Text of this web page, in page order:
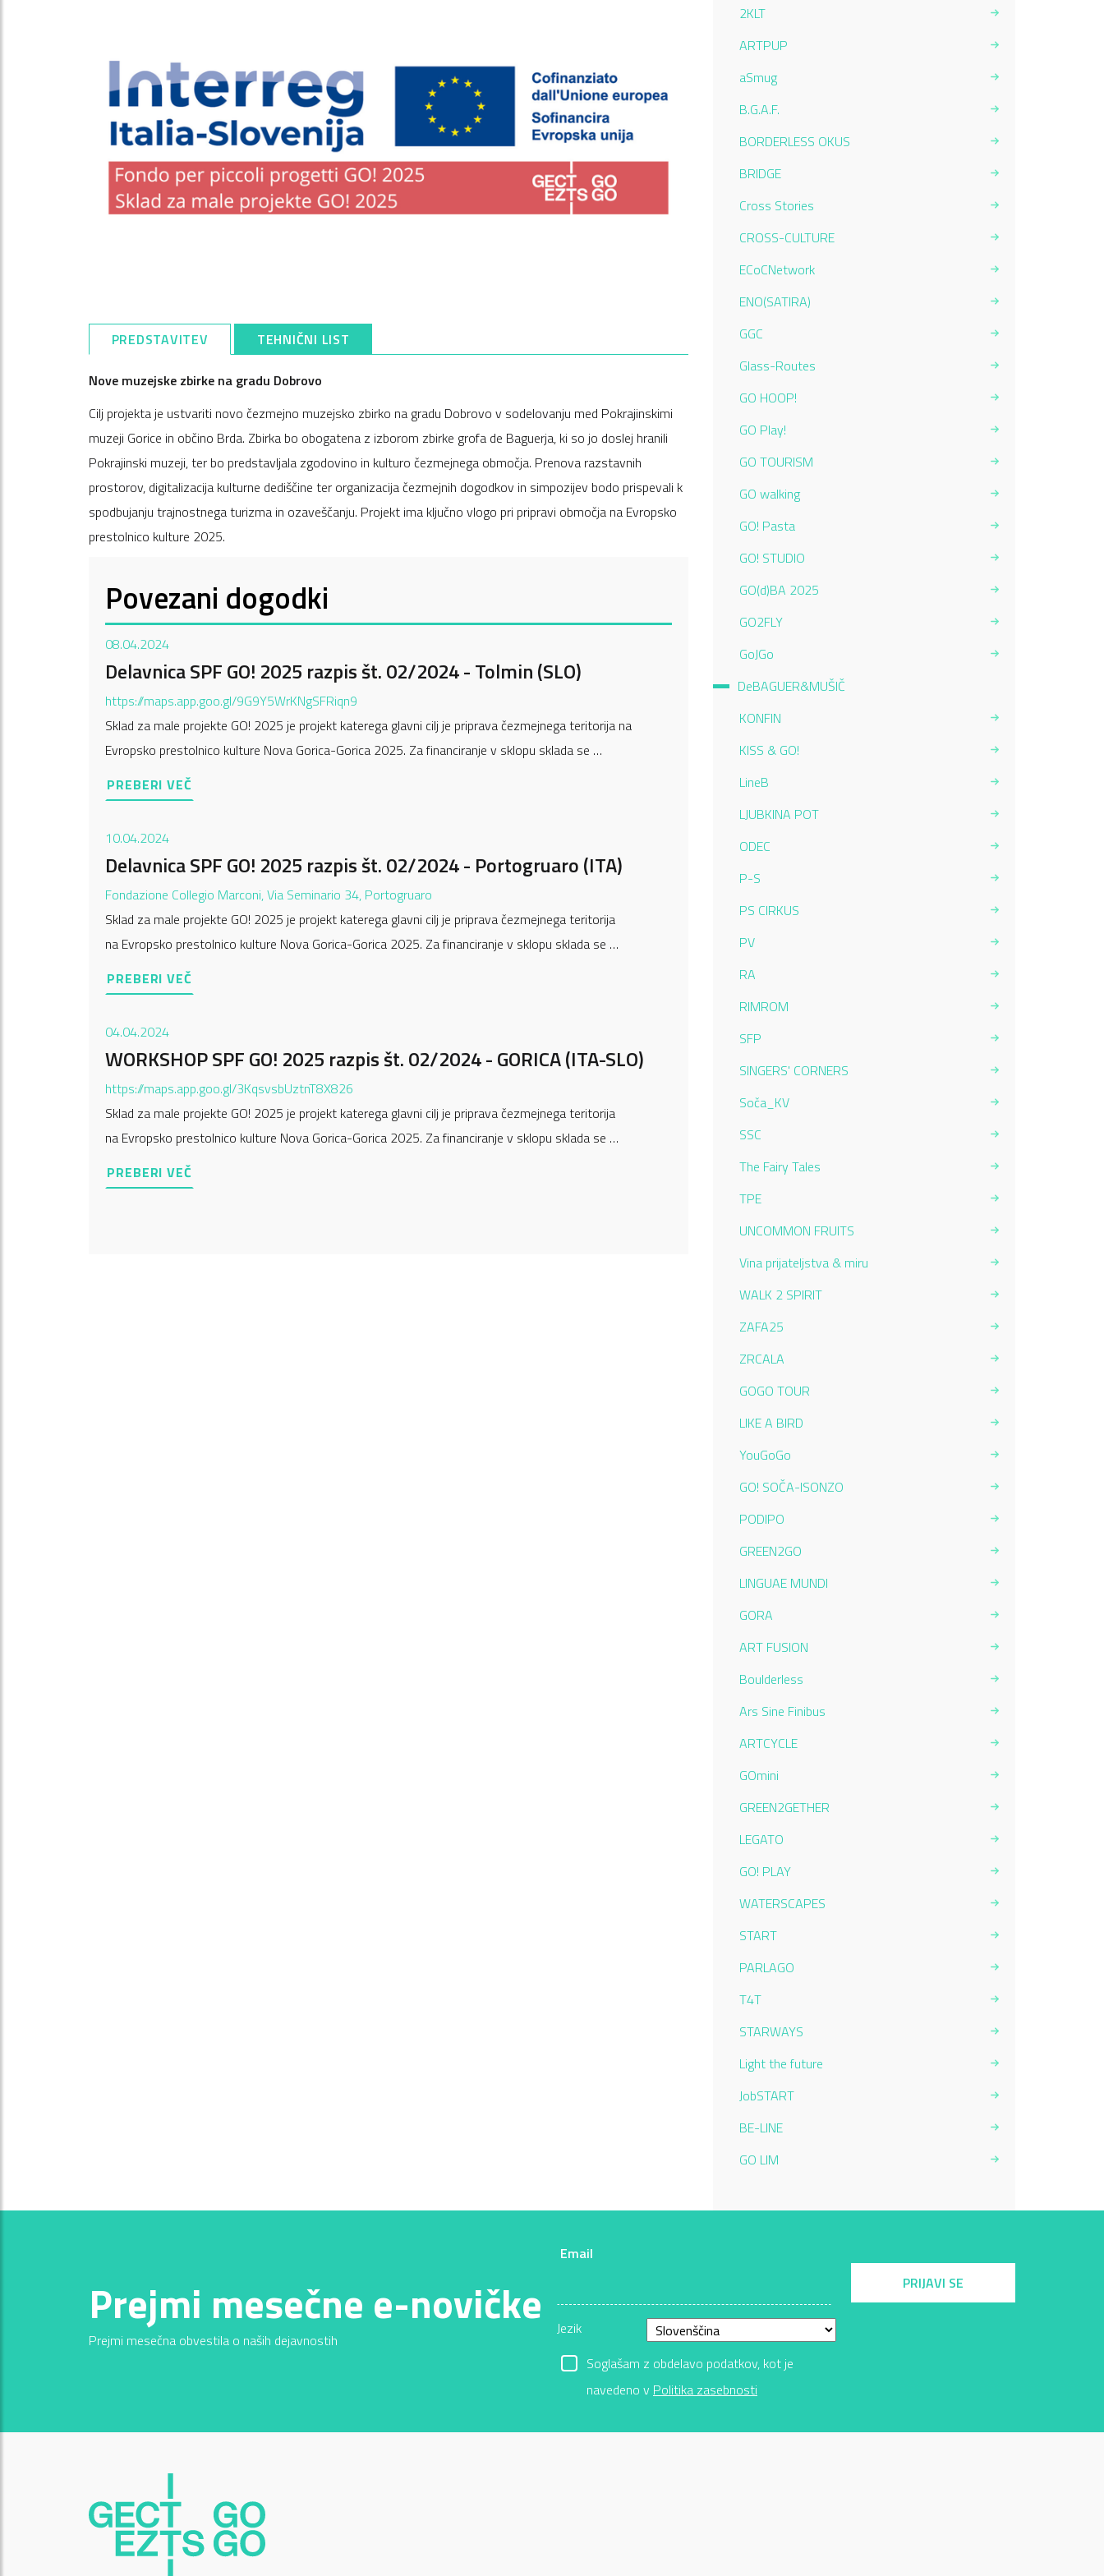
PREDSTAVITEV TEHNIČNI LIST
Nove muzejske zbirke na gradu Dobrovo
Cilj projekta je ustvariti novo čezmejno muzejsko zbirko na gradu Dobrovo v sodelovanju med Pokrajinskimi
muzeji Gorice in občino Brda. Zbirka bo obogatena z izborom zbirke grofa de Baguerja, ki so jo doslej hranili
Pokrajinski muzeji, ter bo predstavljala zgodovino in kulturo čezmejnega območja. Prenova razstavnih
prostorov, digitalizacija kulturne dediščine ter organizacija čezmejnih dogodkov in simpozijev bodo prispevali k
spodbujanju trajnostnega turizma in ozaveščanju. Projekt ima ključno vlogo pri pripravi območja na Evropsko
prestolnico kulture 2025.
Povezani dogodki
08.04.2024
Delavnica SPF GO! 2025 razpis št. 02/2024 - Tolmin (SLO)
https://maps.app.goo.gl/9G9Y5WrKNgSFRiqn9
Sklad za male projekte GO! 2025 je projekt katerega glavni cilj je priprava čezmejnega teritorija na
Evropsko prestolnico kulture Nova Gorica-Gorica 2025. Za financiranje v sklopu sklada se …
PREBERI VEČ
10.04.2024
Delavnica SPF GO! 2025 razpis št. 02/2024 - Portogruaro (ITA)
Fondazione Collegio Marconi, Via Seminario 34, Portogruaro
Sklad za male projekte GO! 2025 je projekt katerega glavni cilj je priprava čezmejnega teritorija
na Evropsko prestolnico kulture Nova Gorica-Gorica 2025. Za financiranje v sklopu sklada se …
PREBERI VEČ
04.04.2024
WORKSHOP SPF GO! 2025 razpis št. 02/2024 - GORICA (ITA-SLO)
https://maps.app.goo.gl/3KqsvsbUztnT8X826
Sklad za male projekte GO! 2025 je projekt katerega glavni cilj je priprava čezmejnega teritorija
na Evropsko prestolnico kulture Nova Gorica-Gorica 2025. Za financiranje v sklopu sklada se …
PREBERI VEČ
2KLT
ARTPUP
aSmug
B.G.A.F.
BORDERLESS OKUS
BRIDGE
Cross Stories
CROSS-CULTURE
ECoCNetwork
ENO(SATIRA)
GGC
Glass-Routes
GO HOOP!
GO Play!
GO TOURISM
GO walking
GO! Pasta
GO! STUDIO
GO(d)BA 2025
GO2FLY
GoJGo
DeBAGUER&MUŠIČ
KONFIN
KISS & GO!
LineB
LJUBKINA POT
ODEC
P-S
PS CIRKUS
PV
RA
RIMROM
SFP
SINGERS' CORNERS
Soča_KV
SSC
The Fairy Tales
TPE
UNCOMMON FRUITS
Vina prijateljstva & miru
WALK 2 SPIRIT
ZAFA25
ZRCALA
GOGO TOUR
LIKE A BIRD
YouGoGo
GO! SOČA-ISONZO
PODIPO
GREEN2GO
LINGUAE MUNDI
GORA
ART FUSION
Boulderless
Ars Sine Finibus
ARTCYCLE
GOmini
GREEN2GETHER
LEGATO
GO! PLAY
WATERSCAPES
START
PARLAGO
T4T
STARWAYS
Light the future
JobSTART
BE-LINE
GO LIM
Prejmi mesečne e-novičke
Prejmi mesečna obvestila o naših dejavnostih
Email
Jezik
Soglašam z obdelavo podatkov, kot je
navedeno v Politika zasebnosti
PRIJAVI SE